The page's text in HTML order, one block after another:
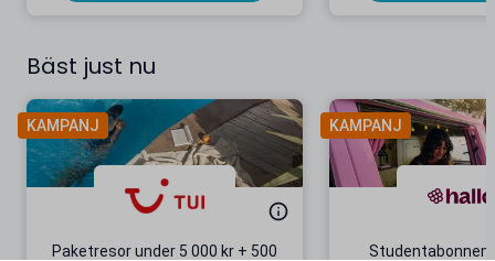
Bäst just nu
KAMPANJ
Paketresor under 5 000 kr + 500
KAMPANJ